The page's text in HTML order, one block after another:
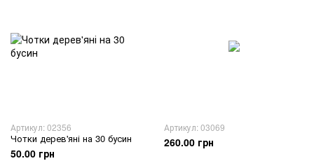
Артикул: 02356
Чотки дерев'яні на 30 бусин
50.00 грн
Артикул: 03069
260.00 грн